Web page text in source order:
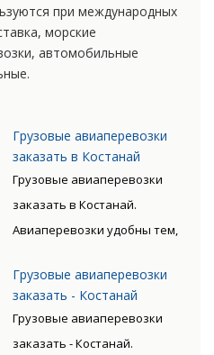
при международных
морские
автомобильные
Грузовые авиаперевозки
заказать в Костанай
Грузовые авиаперевозки
заказать в Костанай.
Авиаперевозки удобны тем,
время клиента. Грузы
доставляются быстро, без
излишних остановок. Цену
Грузовые авиаперевозки
заказать - Костанай
Грузовые авиаперевозки
заказать - Костанай.